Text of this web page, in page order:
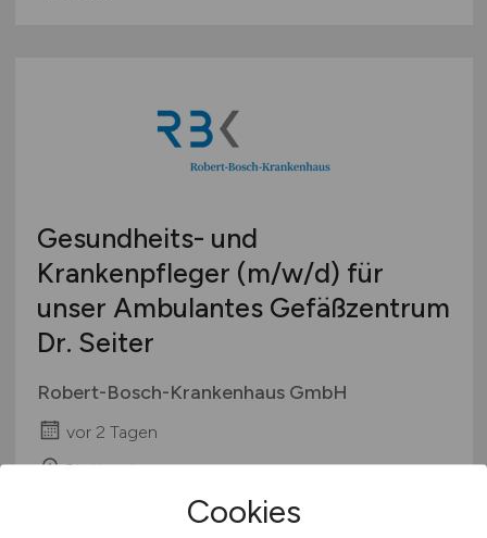
Gesundheits- und
Krankenpfleger (m/w/d) für
unser Ambulantes Gefäßzentrum
Dr. Seiter
Robert-Bosch-Krankenhaus GmbH
vor 2 Tagen
Stuttgart
Cookies